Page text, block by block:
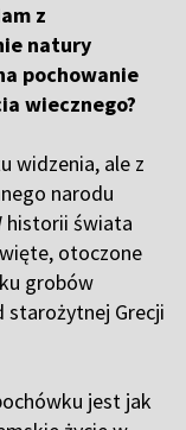
z
natury
pochowanie
wiecznego?
widzenia, ale z
narodu
historii świata
otoczone
grobów
starożytnej Grecji
jest jak